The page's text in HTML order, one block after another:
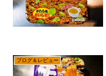
ブログ＆レビュー